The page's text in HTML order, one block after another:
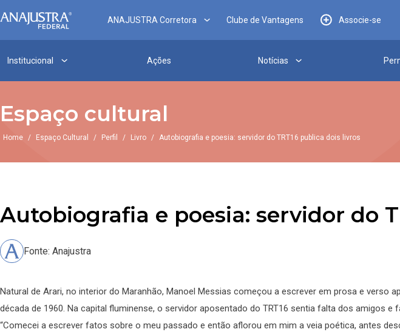
ANAJUSTRA Corretora Clube de Vantagens Associe-se
Institucional Ações Notícias
Espaço cultural
Home / Espaço Cultural / Perfil / Livro / Autobiografia e poesia: servidor do TRT16 publica dois livros
Autobiografia e poesia: servidor do
Fonte: Anajustra
Natural de Arari, no interior do Maranhão, Manoel Messias começou a escrever em prosa e verso
década de 1960. Na capital fluminense, o servidor aposentado do TRT16 sentia falta dos amigos e
“Comecei a escrever fatos sobre o meu passado e então aflorou em mim a veia poética, antes